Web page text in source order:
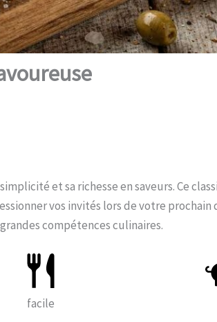
et sa richesse en saveurs. Ce
vos invités lors de votre prochain
compétences culinaires.
facile